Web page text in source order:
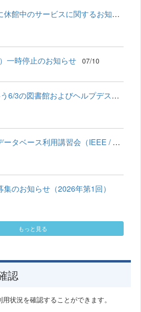
夏期休館ならびに休館中のサービスに関するお知らせ
一時停止のお知らせ 07/10
台風6号接近に伴う6/3の図書館およびヘルプデスクの対応について
専門講師によるデータベース利用講習会（IEEE / SciFinder）のお...
のお知らせ（2026年第1回）
もっと見る
認
状況を確認することができます。